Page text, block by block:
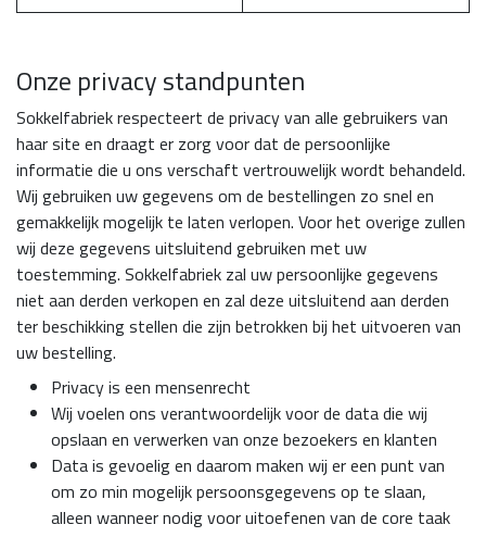
Onze privacy standpunten
Sokkelfabriek respecteert de privacy van alle gebruikers van
haar site en draagt er zorg voor dat de persoonlijke
informatie die u ons verschaft vertrouwelijk wordt behandeld.
Wij gebruiken uw gegevens om de bestellingen zo snel en
gemakkelijk mogelijk te laten verlopen. Voor het overige zullen
wij deze gegevens uitsluitend gebruiken met uw
toestemming. Sokkelfabriek zal uw persoonlijke gegevens
niet aan derden verkopen en zal deze uitsluitend aan derden
ter beschikking stellen die zijn betrokken bij het uitvoeren van
uw bestelling.
Privacy is een mensenrecht
Wij voelen ons verantwoordelijk voor de data die wij
opslaan en verwerken van onze bezoekers en klanten
Data is gevoelig en daarom maken wij er een punt van
om zo min mogelijk persoonsgegevens op te slaan,
alleen wanneer nodig voor uitoefenen van de core taak